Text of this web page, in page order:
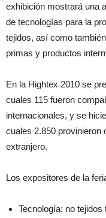
exhibición mostrará una
de tecnologías para la
tejidos, así como
primas y productos
En la Hightex 2010 se
cuales 115 fueron
internacionales, y se
cuales 2.850 provinieron
extranjero.
Los expositores de la
Tecnología: no tejidos